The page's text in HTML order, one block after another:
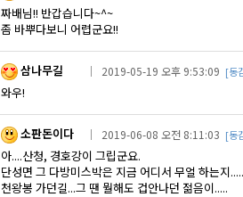
짜배님!! 반갑습니다~^~
좀 바뿌다보니 어렵군요!!
삼나무길 ｜ 2019-05-19 오후 9:53:09 [동
와우!
소판돈이다 ｜ 2019-06-08 오전 8:11:03 [동
아....산청, 경호강이 그립군요.
단성면 그 다방미스박은 지금 어디서 무얼 하는지
천왕봉 가던길...그 땐 뭘해도 겁안나던 젊음이.....